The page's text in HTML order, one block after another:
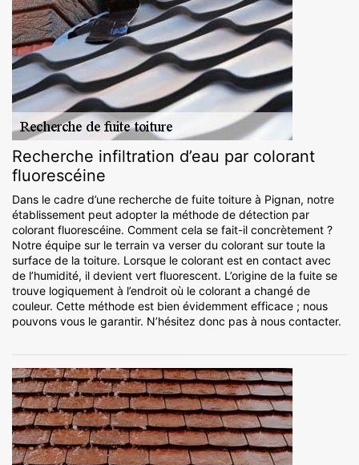
Recherche infiltration d’eau par colorant
fluorescéine
Dans le cadre d’une recherche de fuite toiture à Pignan, notre
établissement peut adopter la méthode de détection par
colorant fluorescéine. Comment cela se fait-il concrètement ?
Notre équipe sur le terrain va verser du colorant sur toute la
surface de la toiture. Lorsque le colorant est en contact avec
de l’humidité, il devient vert fluorescent. L’origine de la fuite se
trouve logiquement à l’endroit où le colorant a changé de
couleur. Cette méthode est bien évidemment efficace ; nous
pouvons vous le garantir. N’hésitez donc pas à nous contacter.